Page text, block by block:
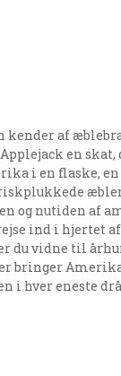
kender af
en
i en flaske,
og nutiden af
ind i hjertet
du vidne til
bringer
i hver eneste